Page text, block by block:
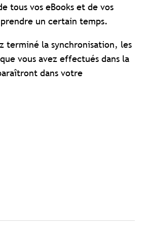
tous vos eBooks et de vos
un certain temps.
terminé la synchronisation, les
vous avez effectués dans la
dans votre